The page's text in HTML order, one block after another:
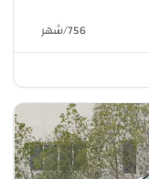
756
/شهر